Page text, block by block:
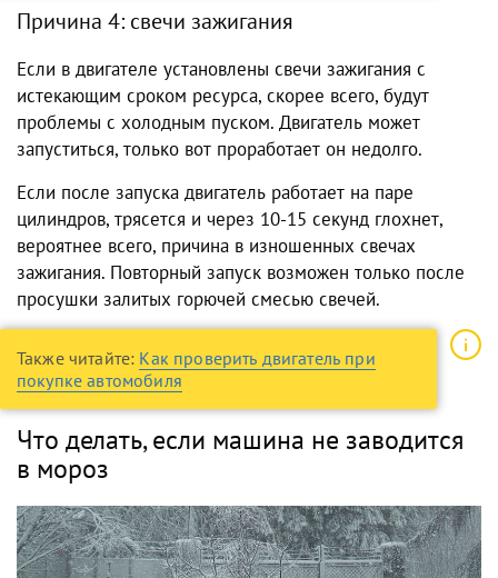
Причина 4: свечи зажигания
Если в двигателе установлены свечи зажигания с
истекающим сроком ресурса, скорее всего, будут
проблемы с холодным пуском. Двигатель может
запуститься, только вот проработает он недолго.
Если после запуска двигатель работает на паре
цилиндров, трясется и через 10-15 секунд глохнет,
вероятнее всего, причина в изношенных свечах
зажигания. Повторный запуск возможен только после
просушки залитых горючей смесью свечей.
Также читайте: Как проверить двигатель при
покупке автомобиля
Что делать, если машина не заводится
в мороз